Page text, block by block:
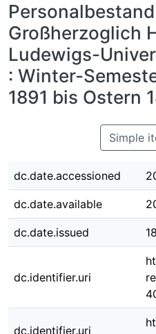
Großherzoglich
Ludewigs-
: Winter-
1891 bis Ostern
Simple
dc.date.accessioned
dc.date.available
dc.date.issued
dc.identifier.uri
dc.identifier.uri